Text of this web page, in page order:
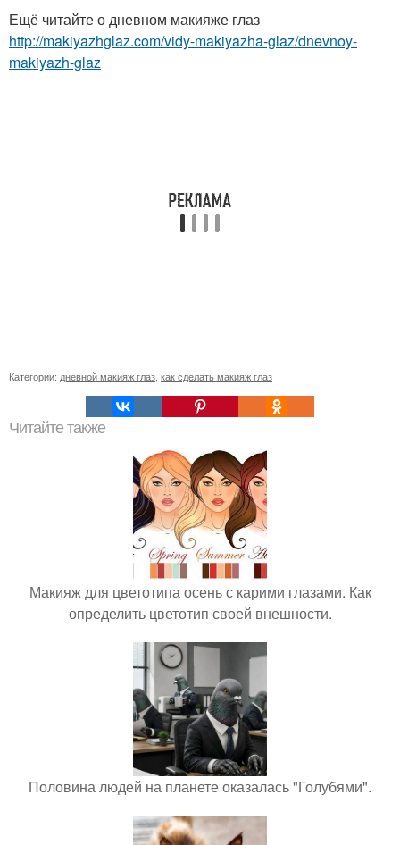
Ещё читайте о дневном макияже глаз
http://makiyazhglaz.com/vidy-makiyazha-glaz/dnevnoy-
makiyazh-glaz
Категории: дневной макияж глаз как сделать макияж глаз
Читайте также
Макияж для цветотипа осень с карими глазами. Как
определить цветотип своей внешности.
Половина людей на планете оказалась "Голубями".